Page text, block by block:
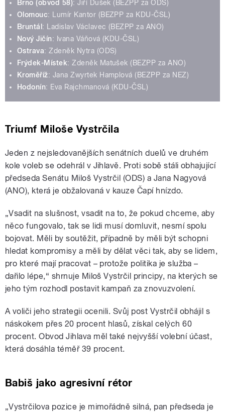
Brno (obvod 58): Jiří Dušek (BEZPP za ODS)
Olomouc: Lumír Kantor (BEZPP za KDU-ČSL)
Bruntál : Ladislav Václavec (BEZPP za ANO)
Nový Jičín: Ivana Váňová (KDU-ČSL)
Ostrava: Zdeněk Nytra (ODS)
Frýdek-Místek: Zdeněk Matušek (BEZPP za ANO)
Kroměříž: Jana Zwyrtek Hamplová (BEZPP za NEZ)
Hodonín: Eva Rajchmanová (KDU-ČSL)
Triumf Miloše Vystrčila
Jeden z nejsledovanějších senátních duelů ve druhém
kole voleb se odehrál v Jihlavě. Proti sobě stáli obhajující
předseda Senátu Miloš Vystrčil (ODS) a Jana Nagyová
(ANO), která je obžalovaná v kauze Čapí hnízdo.
„Vsadit na slušnost, vsadit na to, že pokud chceme, aby
něco fungovalo, tak se lidi musí domluvit, nesmí spolu
bojovat. Měli by soutěžit, případně by měli být schopni
hledat kompromisy a měli by dělat věci tak, aby se lidem,
pro které mají pracovat – protože politika je služba –
dařilo lépe,“ shrnuje Miloš Vystrčil principy, na kterých se
jeho tým rozhodl postavit kampaň za znovuzvolení.
A voliči jeho strategii ocenili. Svůj post Vystrčil obhájil s
náskokem přes 20 procent hlasů, získal celých 60
procent. Obvod Jihlava měl také nejvyšší volební účast,
která dosáhla téměř 39 procent.
Babiš jako agresivní rétor
„Vystrčilova pozice je mimořádně silná, pan předseda je